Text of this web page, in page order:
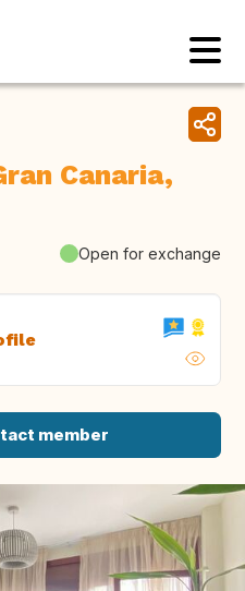
Canaria,
Open for exchange
member